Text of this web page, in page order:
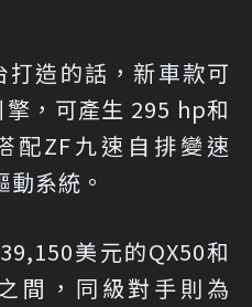
打造的話，新車款可
，可產生 295 hp和
配ZF九速自排變速
系統。
美元的QX50和
間，同級對手則為